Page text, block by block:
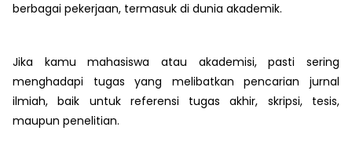
berbagai pekerjaan, termasuk di dunia akademik.
Jika kamu mahasiswa atau akademisi, pasti sering
menghadapi tugas yang melibatkan pencarian jurnal
ilmiah, baik untuk referensi tugas akhir, skripsi, tesis,
maupun penelitian.